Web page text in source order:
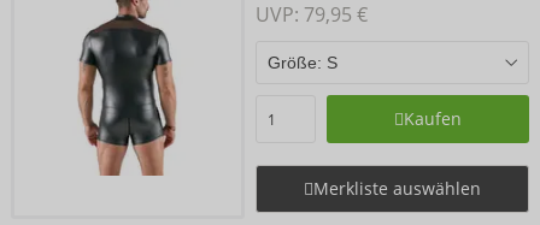
UVP: 79,95 €
Kaufen
Merkliste auswählen